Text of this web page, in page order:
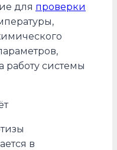
для проверки
работу системы
в